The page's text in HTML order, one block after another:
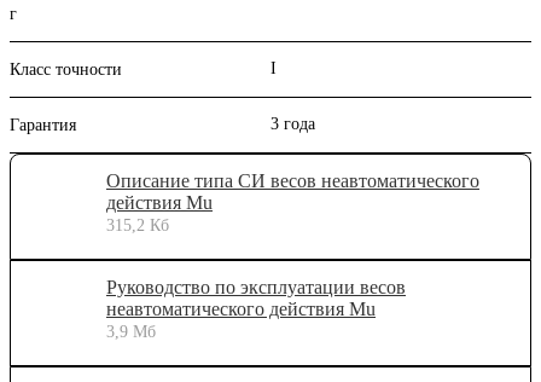
г
Класс точности I
Гарантия 3 года
Описание типа СИ весов неавтоматического
действия Mu
315,2 Кб
Руководство по эксплуатации весов
неавтоматического действия Mu
3,9 Мб